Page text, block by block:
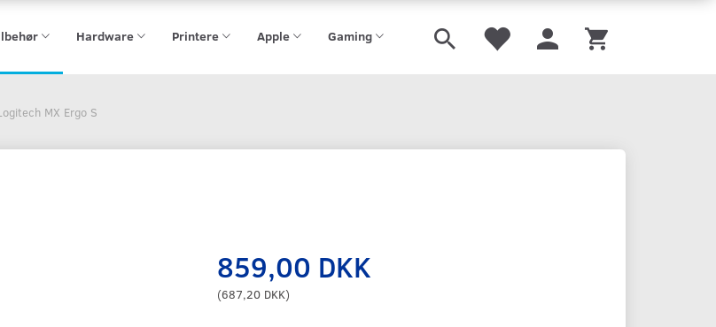
Hardware Printere Apple Gaming
MX Ergo S
859,00 DKK
(687,20 DKK)